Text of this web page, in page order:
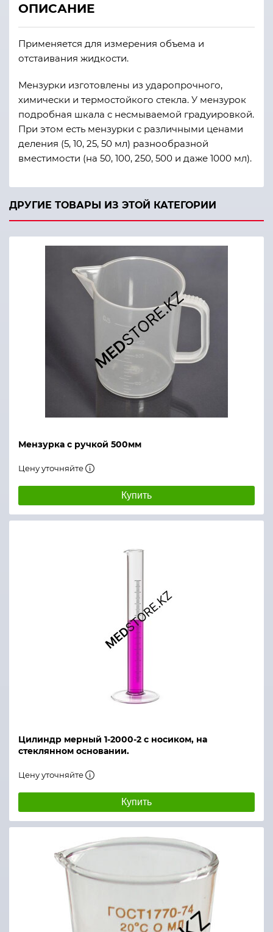
ОПИСАНИЕ
Применяется для измерения объема и
отстаивания жидкости.
Мензурки изготовлены из ударопрочного,
химически и термостойкого стекла. У мензурок
подробная шкала с несмываемой градуировкой.
При этом есть мензурки с различными ценами
деления (5, 10, 25, 50 мл) разнообразной
вместимости (на 50, 100, 250, 500 и даже 1000 мл).
ДРУГИЕ ТОВАРЫ ИЗ ЭТОЙ КАТЕГОРИИ
Мензурка с ручкой 500мм
Цену уточняйте
Купить
Цилиндр мерный 1-2000-2 с носиком, на
стеклянном основании.
Цену уточняйте
Купить